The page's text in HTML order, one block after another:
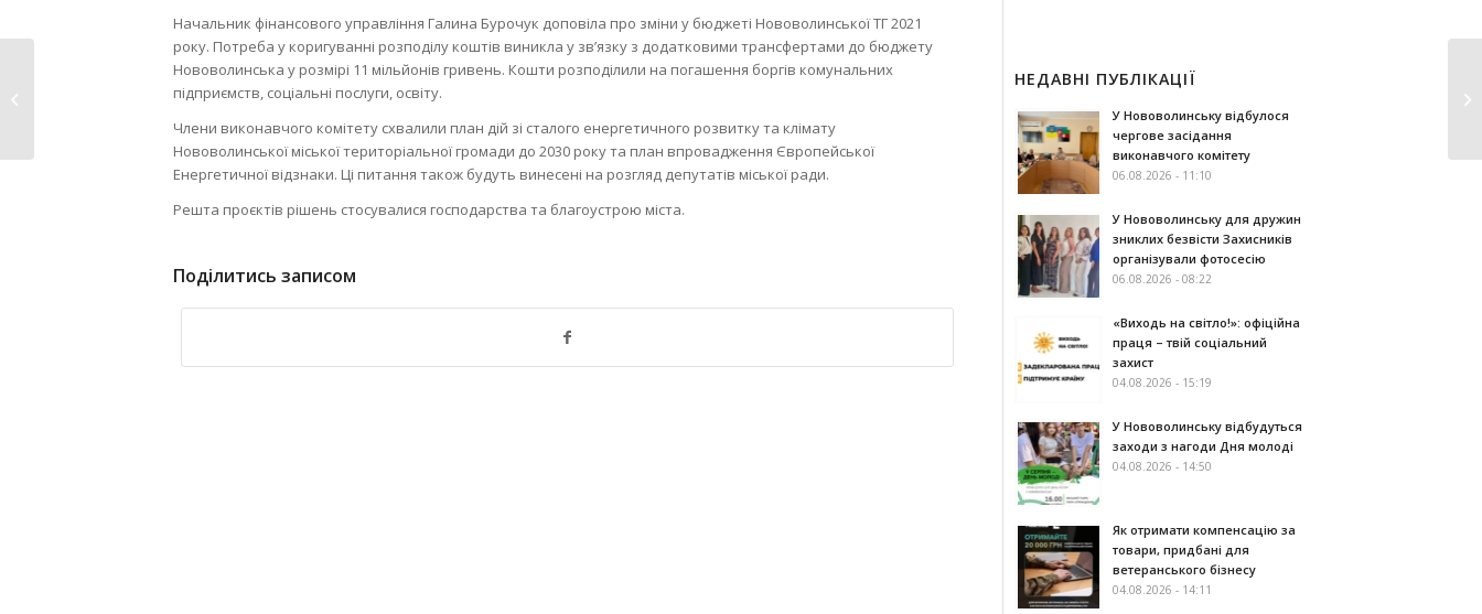
Начальник фінансового управління Галина Бурочук доповіла про зміни у бюджеті Нововолинської ТГ 2021
року. Потреба у коригуванні розподілу коштів виникла у зв’язку з додатковими трансфертами до бюджету
Нововолинська у розмірі 11 мільйонів гривень. Кошти розподілили на погашення боргів комунальних
підприємств, соціальні послуги, освіту.
Члени виконавчого комітету схвалили план дій зі сталого енергетичного розвитку та клімату
Нововолинської міської територіальної громади до 2030 року та план впровадження Європейської
Енергетичної відзнаки. Ці питання також будуть винесені на розгляд депутатів міської ради.
Решта проєктів рішень стосувалися господарства та благоустрою міста.
Поділитись записом
НЕДАВНІ ПУБЛІКАЦІЇ
У Нововолинську відбулося
чергове засідання
виконавчого комітету
06.08.2026 - 11:10
У Нововолинську для дружин
зниклих безвісти Захисників
організували фотосесію
06.08.2026 - 08:22
«Виходь на світло!»: офіційна
праця – твій соціальний
захист
04.08.2026 - 15:19
У Нововолинську відбудуться
заходи з нагоди Дня молоді
04.08.2026 - 14:50
Як отримати компенсацію за
товари, придбані для
ветеранського бізнесу
04.08.2026 - 14:11